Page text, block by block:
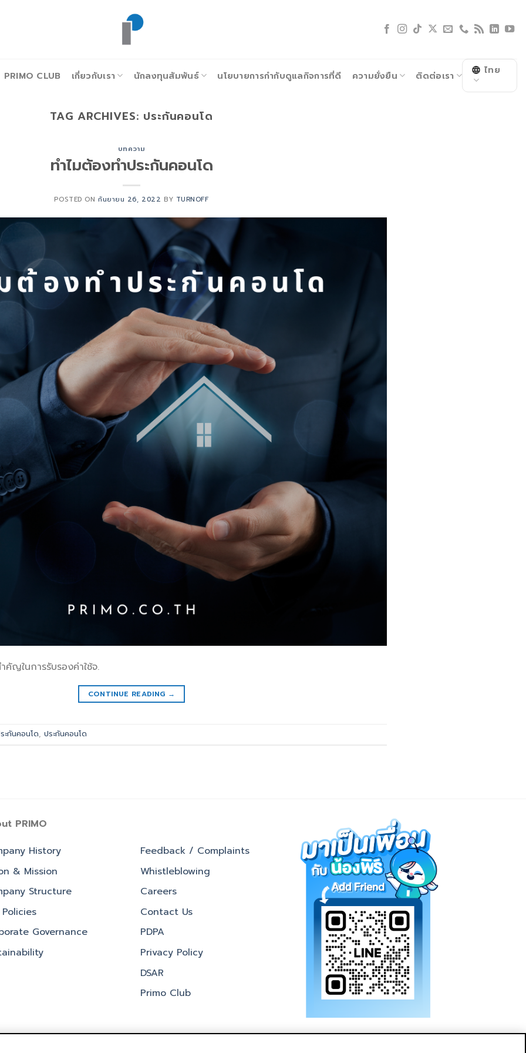
PRIMO CLUB เกี่ยวกับเรา นักลงทุนสัมพันธ์ นโยบายการกำกับดูแลกิจการที่ดี ความยั่งยืน ติดต่อเรา ไทย
TAG ARCHIVES: ประกันคอนโด
บทความ
ทำไมต้องทำประกันคอนโด
POSTED ONกันยายน 26, 2022 BY TURNOFF
คัญในการรับรองค่าใช้จ.
CONTINUE READING →
ะกันคอนโด, ประกันคอนโด
PRIMO
History
& Mission
Structure
Governance
Feedback / Complaints
Whistleblowing
Careers
Contact Us
PDPA
Privacy Policy
DSAR
Primo Club